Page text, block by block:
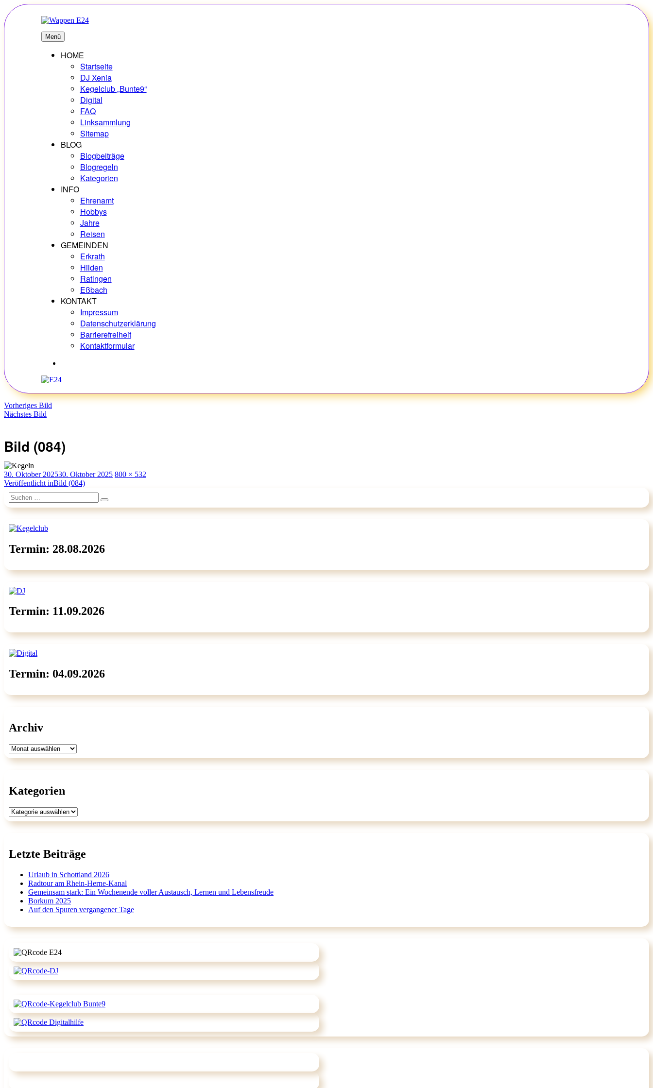
Zum
Inhalt
springen
E24
Erlebnisse – Hobbys – Vielfalt
Menü
HOME
Startseite
DJ Xenia
Kegelclub „Bunte9“
Digital
FAQ
Linksammlung
Sitemap
BLOG
Blogbeiträge
Blogregeln
Kategorien
INFO
Ehrenamt
Hobbys
Jahre
Reisen
GEMEINDEN
Erkrath
Hilden
Ratingen
Eßbach
KONTAKT
Impressum
Datenschutzerklärung
Barrierefreiheit
Kontaktformular
Vorheriges Bild
Nächstes Bild
Bild (084)
Veröffentlicht
am
30. Oktober 202530. Oktober 2025 Originalgröße
800 × 532
Beitragsnavigation
Veröffentlicht inBild (084)
Suchen
nach:
Suchen
Termin: 28.08.2026
Termin: 11.09.2026
Termin: 04.09.2026
Archiv
Archiv
Kategorien
Kategorien
Letzte Beiträge
Urlaub in Schottland 2026
Radtour am Rhein-Herne-Kanal
Gemeinsam stark: Ein Wochenende voller Austausch, Lernen und Lebensfreude
Borkum 2025
Auf den Spuren vergangener Tage